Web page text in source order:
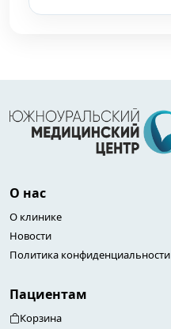
О нас
О клинике
Новости
Политика конфиденциальности
Пациентам
Корзина